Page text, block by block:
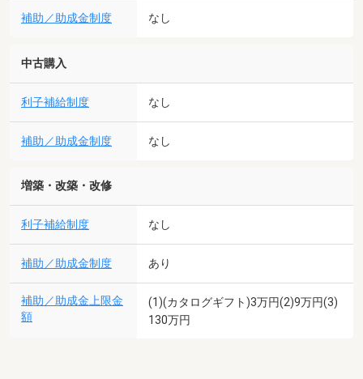
補助／助成金制度 なし
中古購入
利子補給制度 なし
補助／助成金制度 なし
増築・改築・改修
利子補給制度 なし
補助／助成金制度 あり
補助／助成金上限金
額
(1)(カタログギフト)3万円(2)9万円(3)
130万円